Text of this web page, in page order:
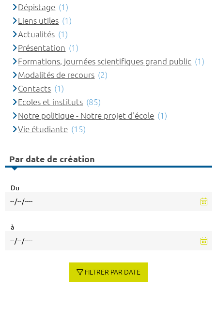
Dépistage (1)
Liens utiles (1)
Actualités (1)
Présentation (1)
Formations, journées scientifiques grand public (1)
Modalités de recours (2)
Contacts (1)
Ecoles et instituts (85)
Notre politique - Notre projet d'école (1)
Vie étudiante (15)
Par date de création
Du
à
FILTRER PAR DATE